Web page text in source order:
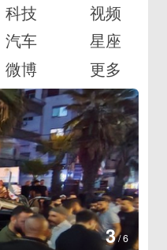
科技
视频
汽车
星座
微博 更多
4/6